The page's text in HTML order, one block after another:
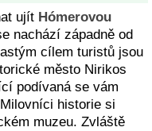
ujít Hómerovou
nachází západně od
cílem turistů jsou
město Nirikos
podívaná se vám
historie si
muzeu. Zvláště